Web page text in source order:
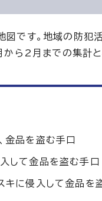
です。地域の防犯
ら2月までの集計と
金品を盗む手口
して金品を盗む手口
キに侵入して金品を